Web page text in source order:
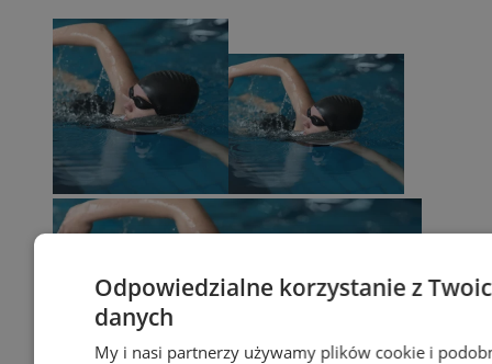
Odpowiedzialne korzystanie z
danych
My i nasi partnerzy używamy plików cookie i